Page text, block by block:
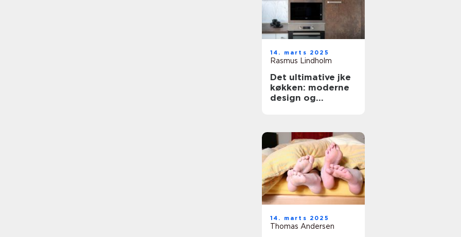
14. marts 2025
Rasmus Lindholm
Det ultimative jke
køkken: moderne
design og
14. marts 2025
Thomas Andersen